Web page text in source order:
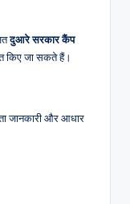
दुआरेसरकारकैंप
किए जा सकते हैं।
जानकारी और आधार